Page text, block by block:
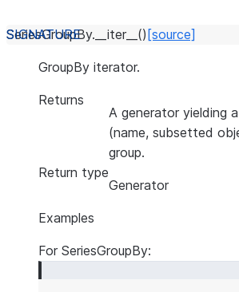
SeriesGroupBy. __iter__ () [source]
GroupBy iterator.
Returns
A generator yielding
(name, subsetted
group.
Return type
Generator
Examples
For SeriesGroupBy: